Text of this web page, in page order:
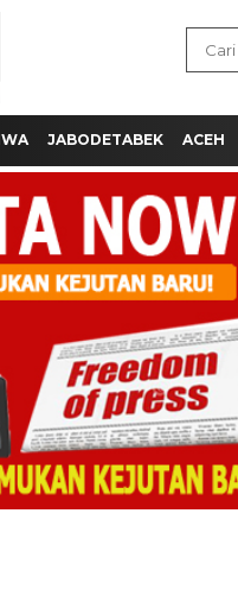
JABODETABEK ACEH